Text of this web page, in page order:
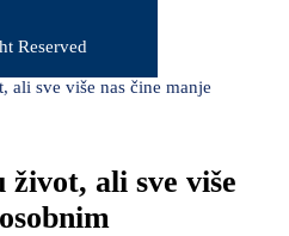
Reserved
ali sve više nas čine manje
ali sve više